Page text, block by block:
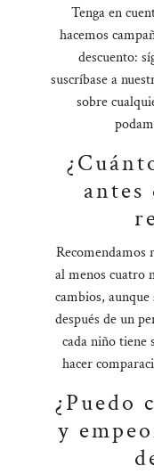
Tenga en
hacemos
descuento:
suscríbase a
sobre
antes
Recomendamos
al menos cuatro
cambios,
después de un
cada niño tiene
hacer
¿Puedo
y